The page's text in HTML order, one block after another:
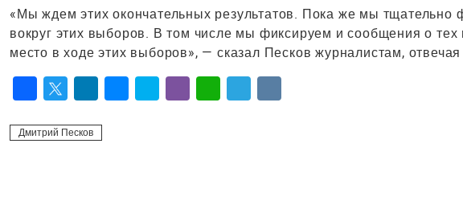
«Мы ждем этих окончательных результатов. Пока же мы
вокруг этих выборов. В том числе мы фиксируем и сообщения о
место в ходе этих выборов», — сказал Песков журналистам,
Дмитрий Песков